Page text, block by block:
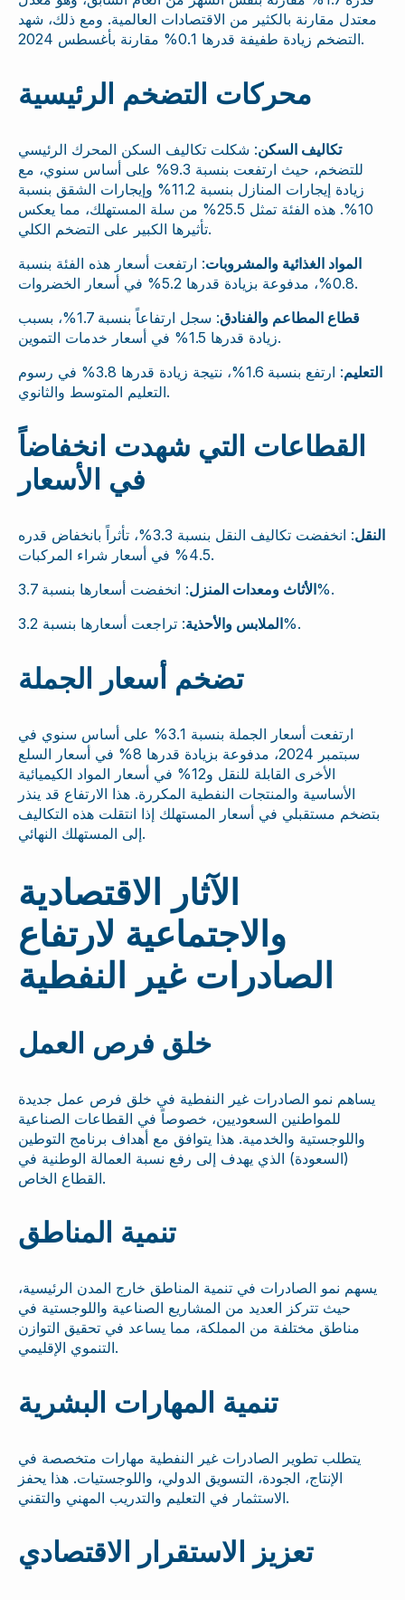
معتدل مقارنة بالكثير من الاقتصادات العالمية. ومع ذلك، شهد
التضخم زيادة طفيفة قدرها 0.1% مقارنة بأغسطس 2024.
محركات التضخم الرئيسية
تكاليف السكن: شكلت تكاليف السكن المحرك الرئيسي
للتضخم، حيث ارتفعت بنسبة 9.3% على أساس سنوي، مع
زيادة إيجارات المنازل بنسبة 11.2% وإيجارات الشقق بنسبة
10%. هذه الفئة تمثل 25.5% من سلة المستهلك، مما يعكس
تأثيرها الكبير على التضخم الكلي.
المواد الغذائية والمشروبات: ارتفعت أسعار هذه الفئة بنسبة
0.8%، مدفوعة بزيادة قدرها 5.2% في أسعار الخضروات.
قطاع المطاعم والفنادق
: سجل ارتفاعاً بنسبة 1.7%، بسبب
زيادة قدرها 1.5% في أسعار خدمات التموين.
التعليم
: ارتفع بنسبة 1.6%، نتيجة زيادة قدرها 3.8% في رسوم
التعليم المتوسط والثانوي.
القطاعات التي شهدت انخفاضاً
في الأسعار
النقل
: انخفضت تكاليف النقل بنسبة 3.3%، تأثراً بانخفاض قدره
4.5% في أسعار شراء المركبات.
الأثاث ومعدات المنزل: انخفضت أسعارها بنسبة 3.7%.
الملابس والأحذية: تراجعت أسعارها بنسبة 3.2%.
تضخم أسعار الجملة
ارتفعت أسعار الجملة بنسبة 3.1% على أساس سنوي في
سبتمبر 2024، مدفوعة بزيادة قدرها 8% في أسعار السلع
الأخرى القابلة للنقل و12% في أسعار المواد الكيميائية
الأساسية والمنتجات النفطية المكررة. هذا الارتفاع قد ينذر
بتضخم مستقبلي في أسعار المستهلك إذا انتقلت هذه التكاليف
إلى المستهلك النهائي.
الآثار الاقتصادية
والاجتماعية لارتفاع
الصادرات غير النفطية
خلق فرص العمل
يساهم نمو الصادرات غير النفطية في خلق فرص عمل جديدة
للمواطنين السعوديين، خصوصاً في القطاعات الصناعية
واللوجستية والخدمية. هذا يتوافق مع أهداف برنامج التوطين
(السعودة) الذي يهدف إلى رفع نسبة العمالة الوطنية في
القطاع الخاص.
تنمية المناطق
يسهم نمو الصادرات في تنمية المناطق خارج المدن الرئيسية،
حيث تتركز العديد من المشاريع الصناعية واللوجستية في
مناطق مختلفة من المملكة، مما يساعد في تحقيق التوازن
التنموي الإقليمي.
تنمية المهارات البشرية
يتطلب تطوير الصادرات غير النفطية مهارات متخصصة في
الإنتاج، الجودة، التسويق الدولي، واللوجستيات. هذا يحفز
الاستثمار في التعليم والتدريب المهني والتقني.
تعزيز الاستقرار الاقتصادي